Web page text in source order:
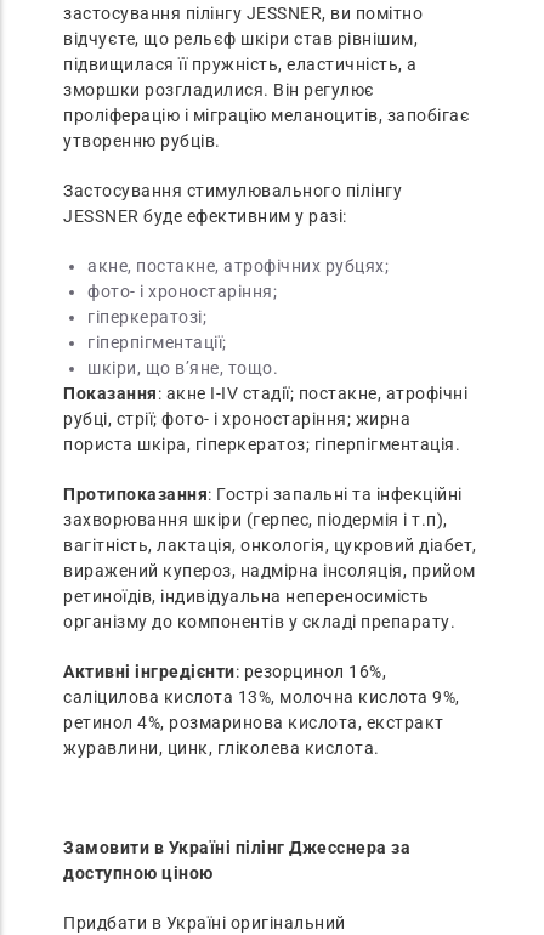
застосування пілінгу JESSNER, ви помітно
відчуєте, що рельєф шкіри став рівнішим,
підвищилася її пружність, еластичність, а
зморшки розгладилися. Він регулює
проліферацію і міграцію меланоцитів, запобігає
утворенню рубців.
Застосування стимулювального пілінгу
JESSNER буде ефективним у разі:
акне, постакне, атрофічних рубцях;
фото- і хроностаріння;
гіперкератозі;
гіперпігментації;
шкіри, що в’яне, тощо.
Показання: акне I-IV стадії; постакне, атрофічні
рубці, стрії; фото- і хроностаріння; жирна
пориста шкіра, гіперкератоз; гіперпігментація.
Протипоказання: Гострі запальні та інфекційні
захворювання шкіри (герпес, піодермія і т.п),
вагітність, лактація, онкологія, цукровий діабет,
виражений купероз, надмірна інсоляція, прийом
ретиноїдів, індивідуальна непереносимість
організму до компонентів у складі препарату.
Активні інгредієнти: резорцинол 16%,
саліцилова кислота 13%, молочна кислота 9%,
ретинол 4%, розмаринова кислота, екстракт
журавлини, цинк, гліколева кислота.
Замовити в Україні пілінг Джесснера за
доступною ціною
Придбати в Україні оригінальний